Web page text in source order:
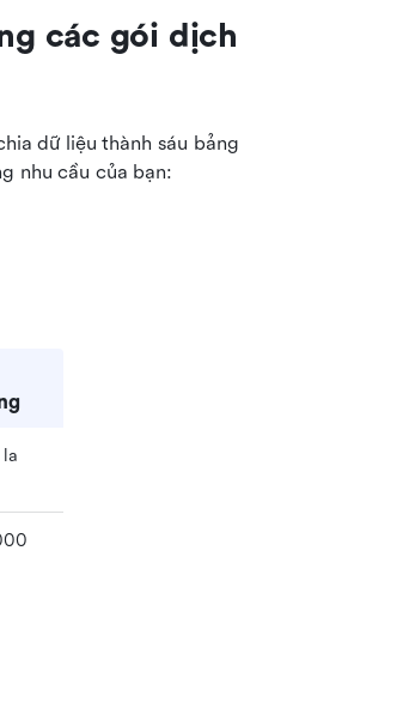
các gói dịch
dữ liệu thành sáu bảng
nhu cầu của bạn: